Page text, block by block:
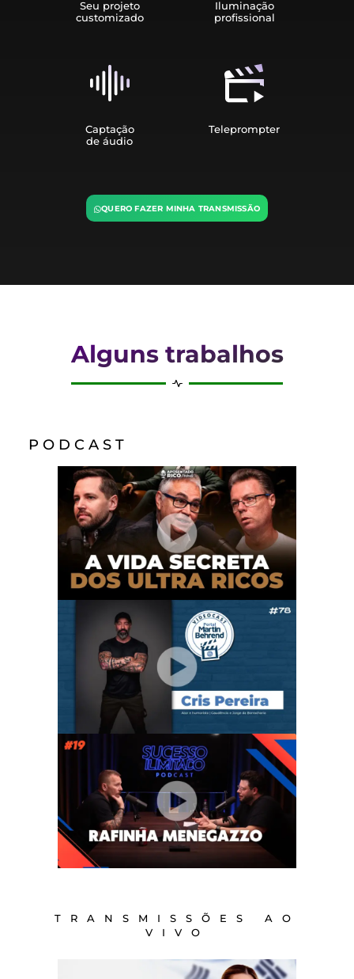
Seu projeto
customizado
Iluminação
profissional
Captação
de áudio
Teleprompter
QUERO FAZER MINHA TRANSMISSÃO
Alguns trabalhos
P O D C A S T
TRANSMISSÕES AO
VIVO